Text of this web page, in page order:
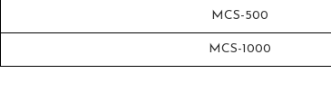
MCS-500
MCS-1000